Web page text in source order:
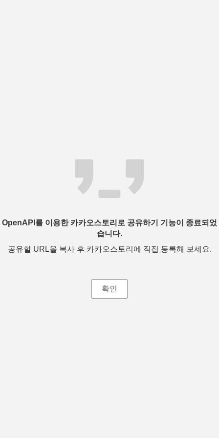
OpenAPI를 이용한 카카오스토리로 공유하기 기능이 종료되었
습니다.
공유할 URL을 복사 후 카카오스토리에 직접 등록해 보세요.
확인